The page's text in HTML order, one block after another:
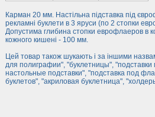
Лототрони
Ящики з акрилу
Цінники
Засоби захисту
Інформ. стенди
Карман 20 мм. Настільна підставка під
рекламні буклети в 3 яруси (по 2 стопки
Допустима глибина стопки еврофлаеров в
кожного кишені - 100 мм.
Цей товар також шукають і за іншими
для полиграфии", "буклетницы",
настольные подставки", "подставка под
буклетов", "акриловая буклетница",